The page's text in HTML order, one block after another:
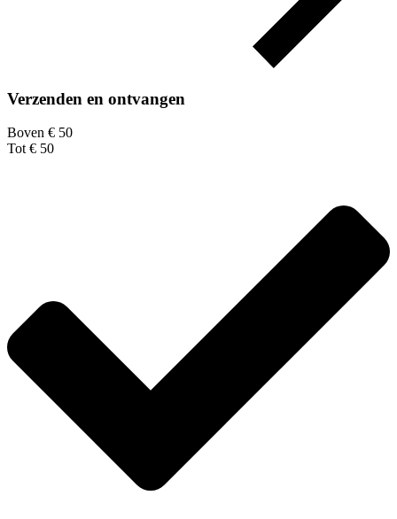
Verzenden en ontvangen
Boven € 50
Tot € 50